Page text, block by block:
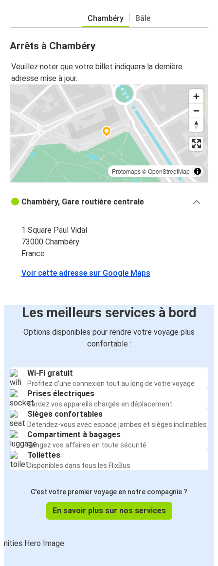
Chambéry Bâle
Arrêts à Chambéry
Veuillez noter que votre billet indiquera la dernière
adresse mise à jour.
Protomaps©OpenStreetMap
Chambéry, Gare routière centrale
1 Square Paul Vidal
73000 Chambéry
France
Voir cette adresse sur Google Maps
Les meilleurs services à bord
Options disponibles pour rendre votre voyage plus
confortable :
Wi-Fi gratuit
Profitez d'une connexion tout au long de votre voyage
Prises électriques
Gardez vos appareils chargés en déplacement
Sièges confortables
Détendez-vous avec espace jambes et sièges inclinables
Compartiment à bagages
Rangez vos affaires en toute sécurité
Toilettes
Disponibles dans tous les FlixBus
C'est votre premier voyage en notre compagnie ?
En savoir plus sur nos services